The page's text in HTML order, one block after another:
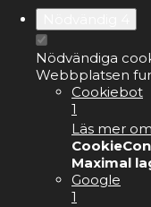
Nödvändiga
Webbplatsen
Cookiebot
1
Läs mer
Maximal
Google
1